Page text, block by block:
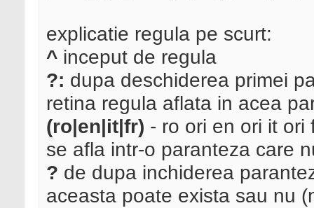
explicatie regula pe scurt:
^ inceput de regula
?: dupa deschiderea primei
retina regula aflata in acea
(ro|en|it|fr) - ro ori en ori it ori
se afla intr-o paranteza care
? de dupa inchiderea
aceasta poate exista sau nu